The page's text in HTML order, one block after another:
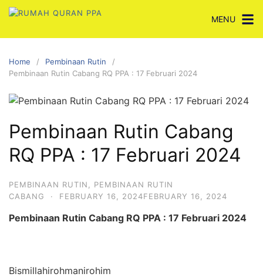
Skip
content
MENU
Home
Pembinaan Rutin
Pembinaan Rutin Cabang RQ PPA : 17 Februari 2024
Pembinaan Rutin Cabang
RQ PPA : 17 Februari 2024
PEMBINAAN RUTIN
PEMBINAAN RUTIN
CABANG
· FEBRUARY 16, 2024FEBRUARY 16, 2024
Pembinaan Rutin Cabang RQ PPA : 17 Februari 2024
Bismillahirohmanirohim